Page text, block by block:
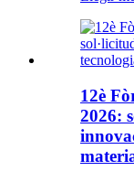
12è
2026: